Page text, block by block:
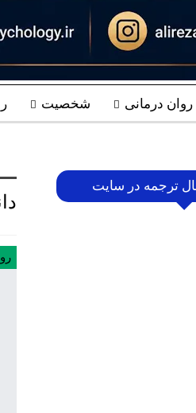
روان درمانی شخصیت
ترجمه در سایت